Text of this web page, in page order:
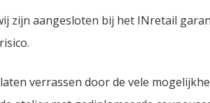
zijn aangesloten bij het INretail
verrassen door de vele